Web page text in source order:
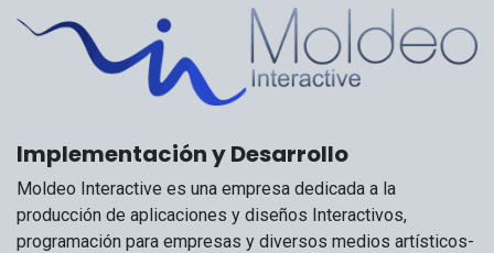
Implementación y Desarrollo
Moldeo Interactive es una empresa dedicada a la
producción de aplicaciones y diseños Interactivos,
programación para empresas y diversos medios artísticos-